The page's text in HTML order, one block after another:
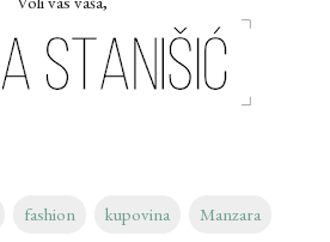
fashion kupovina Manzara